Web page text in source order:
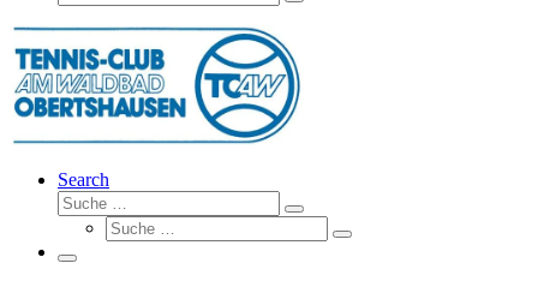
Suche
Search
Suche
Suche
Suche
Suche
Menü